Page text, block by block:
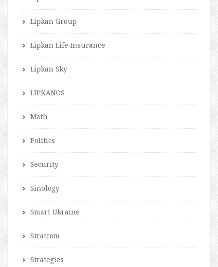
Lipkan Group
Lipkan Life Insurance
Lipkan Sky
LIPKANOS
Math
Politics
Security
Sinology
Smart Ukraine
Stratcom
Strategies